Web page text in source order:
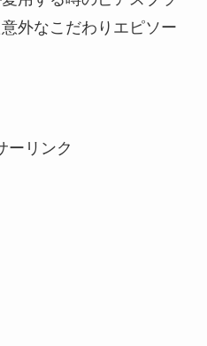
外なこだわりエピソー
ーリンク